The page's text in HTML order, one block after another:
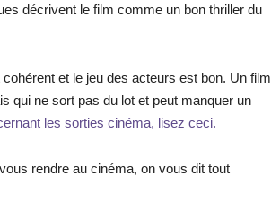
décrivent le film comme un bon thriller du
et le jeu des acteurs est bon. Un film
qui ne sort pas du lot et peut manquer un
les sorties cinéma, lisez ceci.
rendre au cinéma, on vous dit tout